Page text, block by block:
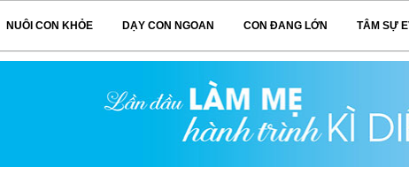
NUÔI CON KHỎE DẠY CON NGOAN CON ĐANG LỚN TÂM SỰ